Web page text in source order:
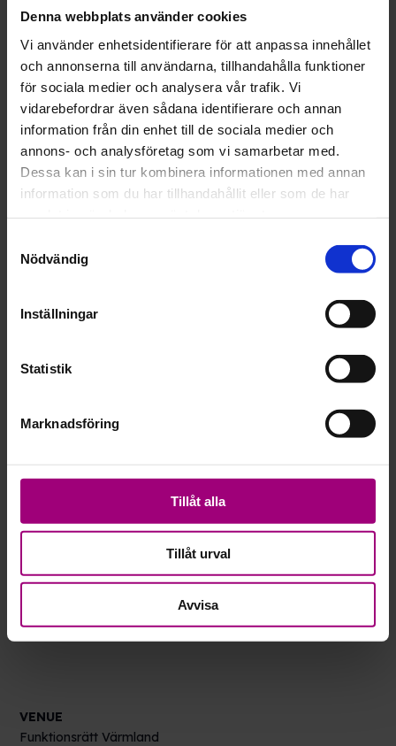
Denna webbplats använder cookies
Vi använder enhetsidentifierare för att anpassa innehållet
och annonserna till användarna, tillhandahålla funktioner
för sociala medier och analysera vår trafik. Vi
vidarebefordrar även sådana identifierare och annan
information från din enhet till de sociala medier och
annons- och analysföretag som vi samarbetar med.
Dessa kan i sin tur kombinera informationen med annan
information som du har tillhandahållit eller som de har
Nödvändig
Inställningar
Statistik
Marknadsföring
Tillåt alla
Tillåt urval
Avvisa
Vissa av Frisk & Fris öppna träffar och stödgrupper
arrangeras i samarbete med Sensus studieförbund
och Studieförbundet Vuxenskolan.
När du anmäler dig samtycker du därför till att vi
rapporterar dina personuppgifter till dem.
Läs mer om hur vi hanterar personuppgifter
Date:
Time:
VENUE
Funktionsrätt Värmland